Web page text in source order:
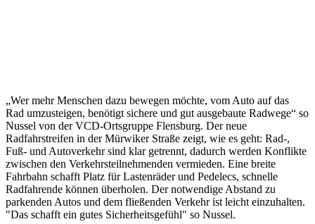
„Wer mehr Menschen dazu bewegen möchte, vom Auto auf das
Rad umzusteigen, benötigt sichere und gut ausgebaute Radwege“ so
Nussel von der VCD-Ortsgruppe Flensburg. Der neue
Radfahrstreifen in der Mürwiker Straße zeigt, wie es geht: Rad-,
Fuß- und Autoverkehr sind klar getrennt, dadurch werden Konflikte
zwischen den Verkehrsteilnehmenden vermieden. Eine breite
Fahrbahn schafft Platz für Lastenräder und Pedelecs, schnelle
Radfahrende können überholen. Der notwendige Abstand zu
parkenden Autos und dem fließenden Verkehr ist leicht einzuhalten.
"Das schafft ein gutes Sicherheitsgefühl" so Nussel.